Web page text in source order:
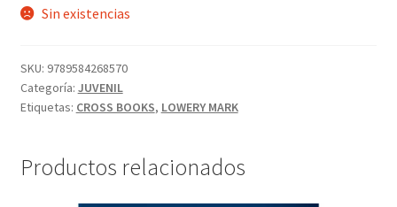
Sin existencias
SKU: 9789584268570
Categoría: JUVENIL
Etiquetas: CROSS BOOKS, LOWERY MARK
Productos relacionados